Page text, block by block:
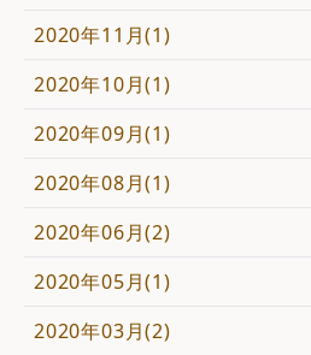
2020年11月(1)
2020年10月(1)
2020年09月(1)
2020年08月(1)
2020年06月(2)
2020年05月(1)
2020年03月(2)